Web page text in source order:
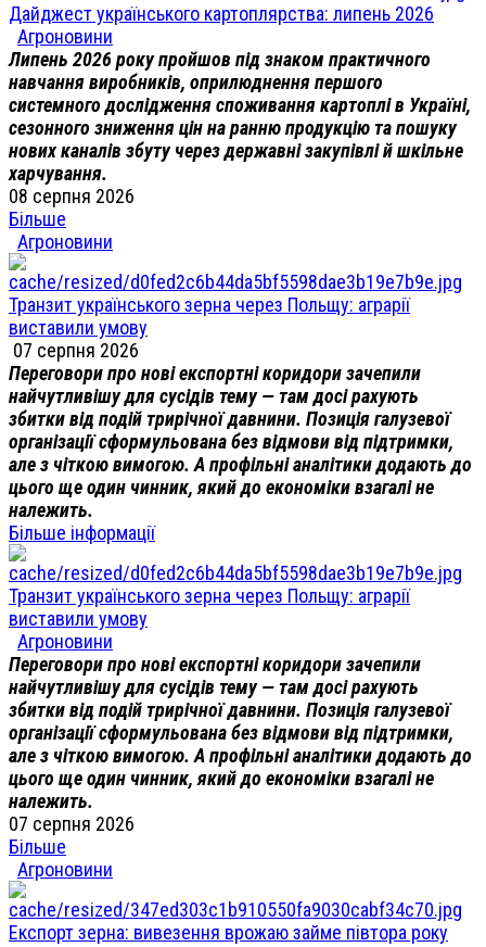
Дайджест українського картоплярства: липень 2026
Агроновини
Липень 2026 року пройшов під знаком практичного
навчання виробників, оприлюднення першого
системного дослідження споживання картоплі в Україні,
сезонного зниження цін на ранню продукцію та пошуку
нових каналів збуту через державні закупівлі й шкільне
харчування.
08 серпня 2026
Більше
Агроновини
Транзит українського зерна через Польщу: аграрії
виставили умову
07 серпня 2026
Переговори про нові експортні коридори зачепили
найчутливішу для сусідів тему — там досі рахують
збитки від подій трирічної давнини. Позиція галузевої
організації сформульована без відмови від підтримки,
але з чіткою вимогою. А профільні аналітики додають до
цього ще один чинник, який до економіки взагалі не
належить.
Більше інформації
Транзит українського зерна через Польщу: аграрії
виставили умову
Агроновини
Переговори про нові експортні коридори зачепили
найчутливішу для сусідів тему — там досі рахують
збитки від подій трирічної давнини. Позиція галузевої
організації сформульована без відмови від підтримки,
але з чіткою вимогою. А профільні аналітики додають до
цього ще один чинник, який до економіки взагалі не
належить.
07 серпня 2026
Більше
Агроновини
Експорт зерна: вивезення врожаю займе півтора року